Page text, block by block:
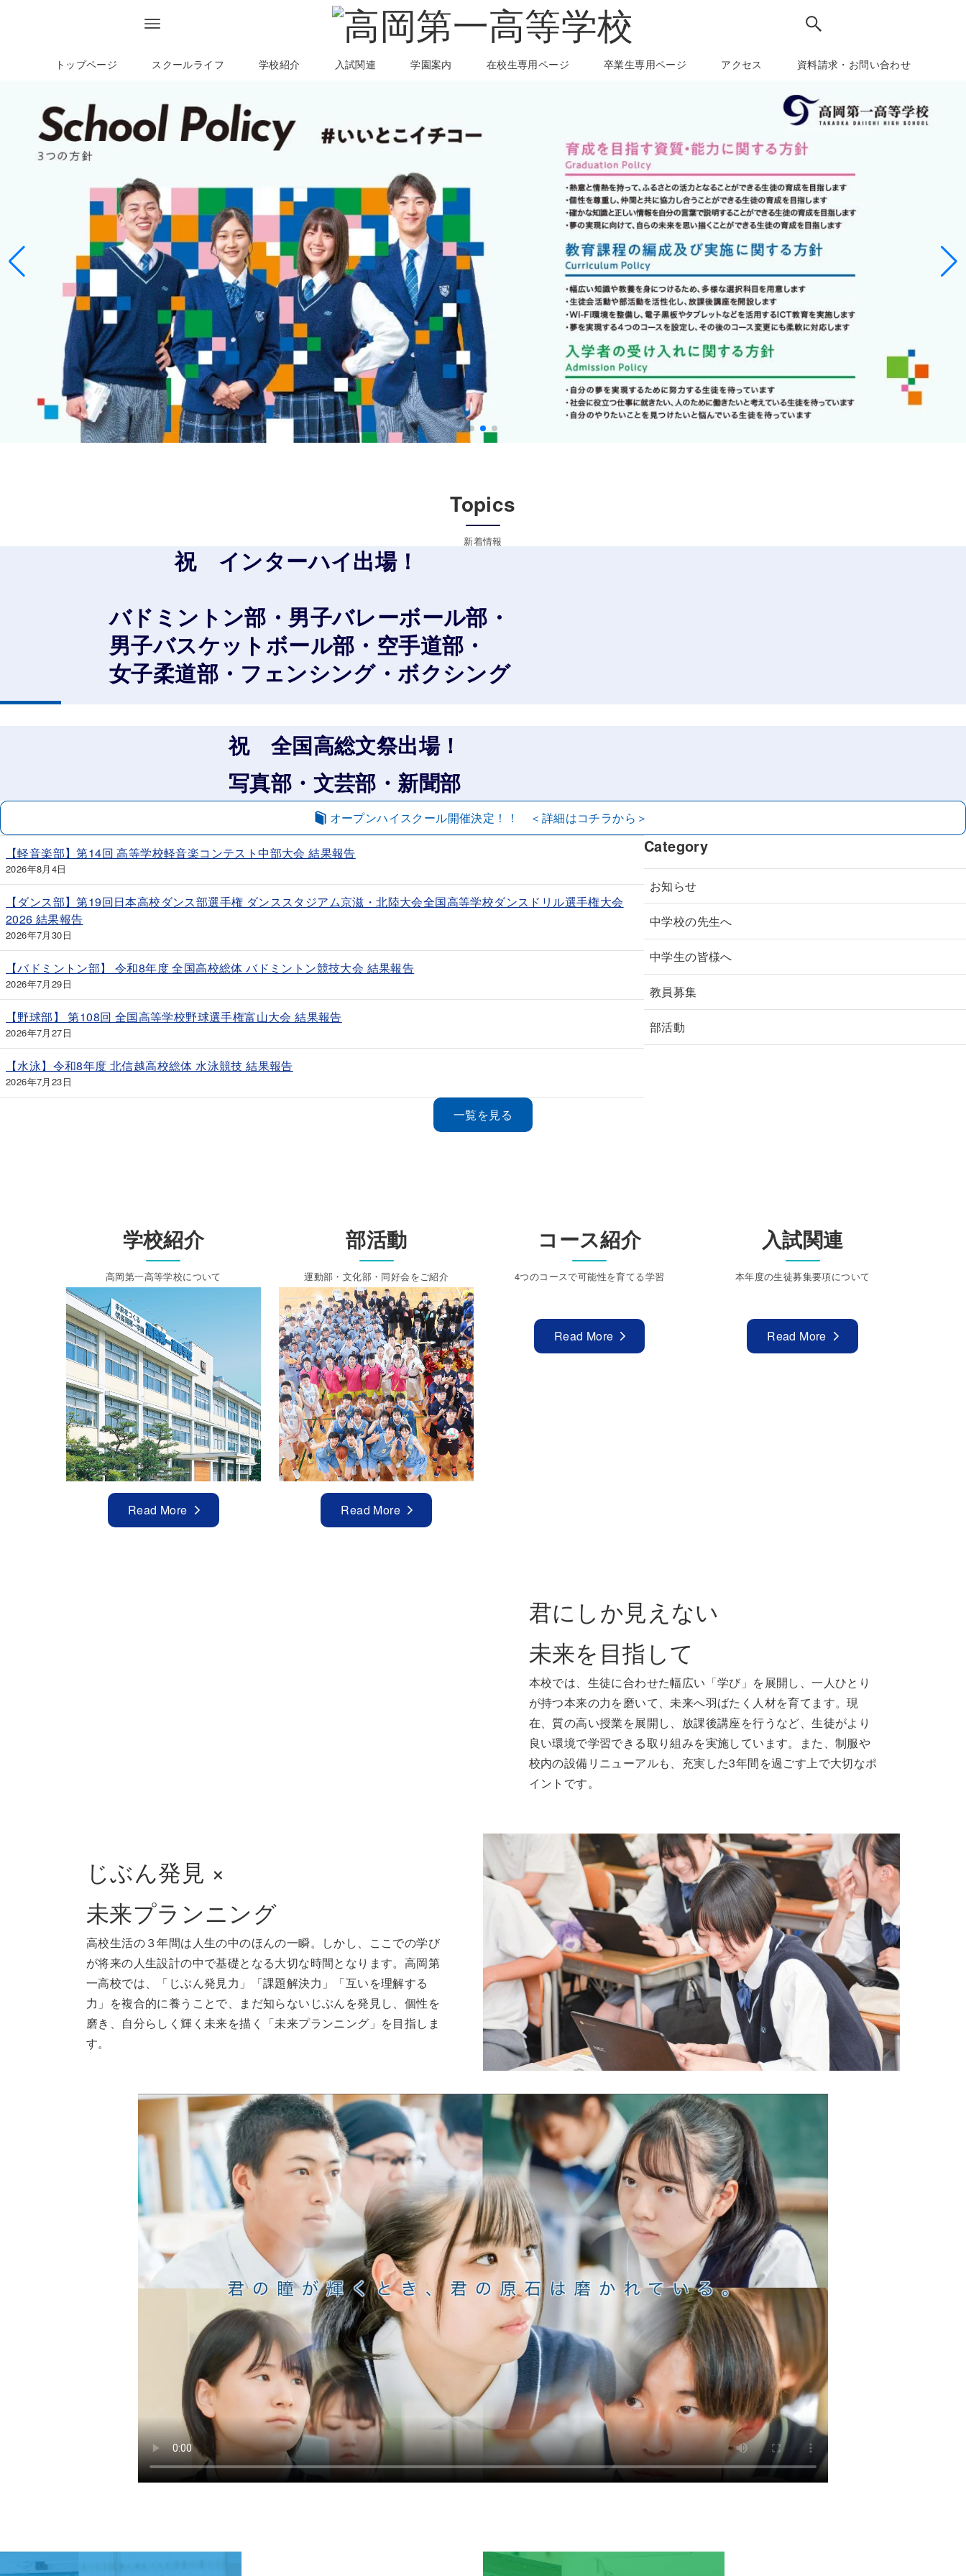
トップページ スクールライフ 学校紹介 入試関連 学園案内 在校生専用ページ 卒業生専用ページ アクセス 資料請求・お問い合わせ
Topics
新着情報
祝 インターハイ出場！
バドミントン部・男子バレーボール部・
男子バスケットボール部・空手道部・
女子柔道部・フェンシング・ボクシング
祝 全国高総文祭出場！
写真部・文芸部・新聞部
オープンハイスクール開催決定！！ ＜詳細はコチラから＞
【軽音楽部】第14回 高等学校軽音楽コンテスト中部大会 結果報告
2026年8月4日
【ダンス部】第19回日本高校ダンス部選手権 ダンススタジアム京滋・北陸大会全国高等学校ダンスドリル選手権大会
2026 結果報告
2026年7月30日
【バドミントン部】 令和8年度 全国高校総体 バドミントン競技大会 結果報告
2026年7月29日
【野球部】 第108回 全国高等学校野球選手権富山大会 結果報告
2026年7月27日
【水泳】令和8年度 北信越高校総体 水泳競技 結果報告
2026年7月23日
Category
お知らせ
中学校の先生へ
中学生の皆様へ
教員募集
部活動
一覧を見る
学校紹介
高岡第一高等学校について
Read More
部活動
運動部・文化部・同好会をご紹介
Read More
コース紹介
4つのコースで可能性を育てる学習
Read More
入試関連
本年度の生徒募集要項について
Read More
君にしか見えない
未来を目指して
本校では、生徒に合わせた幅広い「学び」を展開し、一人ひとり
が持つ本来の力を磨いて、未来へ羽ばたく人材を育てます。現
在、質の高い授業を展開し、放課後講座を行うなど、生徒がより
良い環境で学習できる取り組みを実施しています。また、制服や
校内の設備リニューアルも、充実した3年間を過ごす上で大切なポ
イントです。
じぶん発見 ×
未来プランニング
高校生活の３年間は人生の中のほんの一瞬。しかし、ここでの学び
が将来の人生設計の中で基礎となる大切な時間となります。高岡第
一高校では、「じぶん発見力」「課題解決力」「互いを理解する
力」を複合的に養うことで、まだ知らないじぶんを発見し、個性を
磨き、自分らしく輝く未来を描く「未来プランニング」を目指しま
す。